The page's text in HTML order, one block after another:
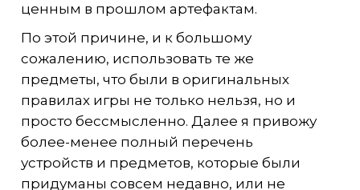
ценным в прошлом артефактам.
По этой причине, и к большому
сожалению, использовать те же
предметы, что были в оригинальных
правилах игры не только нельзя, но и
просто бессмысленно. Далее я привожу
более-менее полный перечень
устройств и предметов, которые были
придуманы совсем недавно, или не